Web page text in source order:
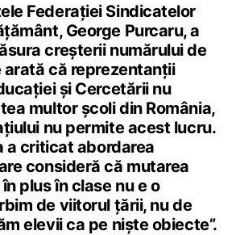
Federației Sindicatelor
George Purcaru, a
creșterii numărului de
arată că reprezentanții
și Cercetării nu
multor școli din România,
nu permite acest lucru.
a criticat abordarea
consideră că mutarea
plus în clase nu e o
de viitorul țării, nu de
elevii ca pe niște obiecte”.